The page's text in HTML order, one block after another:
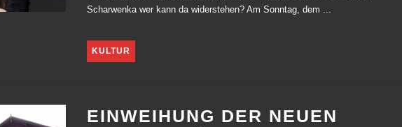
Scharwenka wer kann da widerstehen? Am Sonntag, dem ...
KULTUR
EINWEIHUNG DER NEUEN